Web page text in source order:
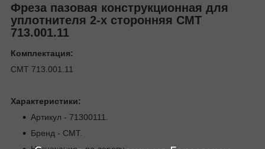
Фреза пазовая конструкционная для
уплотнителя 2-х сторонняя СМТ
713.001.11
Комплектация:
СМТ 713.001.11
Характеристики:
Артикул - 71300111.
Бренд - CMT.